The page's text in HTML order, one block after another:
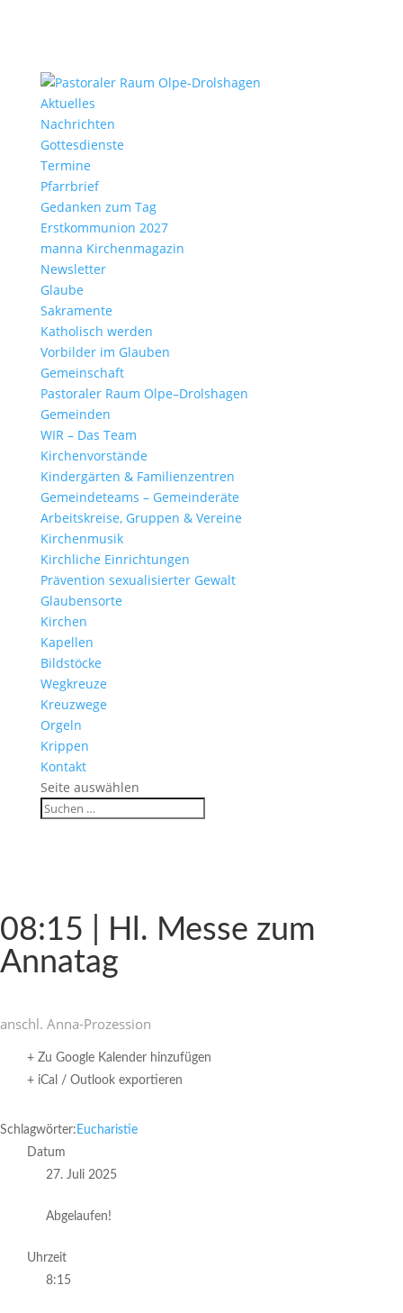
Aktu­elles
Nach­richten
Gottes­dienste
Termine
Pfarr­brief
Gedanken zum Tag
Erst­kom­mu­nion 2027
manna Kirchen­ma­gazin
News­letter
Glaube
Sakra­mente
Katho­lisch werden
Vorbilder im Glauben
Gemein­schaft
Pasto­raler Raum Olpe–Drolshagen
Gemeinden
WIR – Das Team
Kirchen­vor­stände
Kinder­gärten & Familienzentren
Gemein­de­teams – Gemeinderäte
Arbeits­kreise, Gruppen & Vereine
Kirchen­musik
Kirch­liche Einrichtungen
Präven­tion sexua­li­sierter Gewalt
Glau­ben­s­orte
Kirchen
Kapellen
Bild­stöcke
Wegkreuze
Kreuz­wege
Orgeln
Krippen
Kontakt
Seite auswählen
08:15 | Hl. Messe zum
Annatag
anschl. Anna-Prozes­sion
+ Zu Google Kalender hinzufügen
+ iCal / Outlook exportieren
Schlagwörter: Eucharistie
Datum
27. Juli 2025
Abgelaufen!
Uhrzeit
8:15